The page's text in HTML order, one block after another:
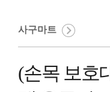
사구마트
(손목 보호